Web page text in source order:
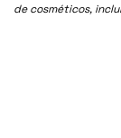
de cosméticos,